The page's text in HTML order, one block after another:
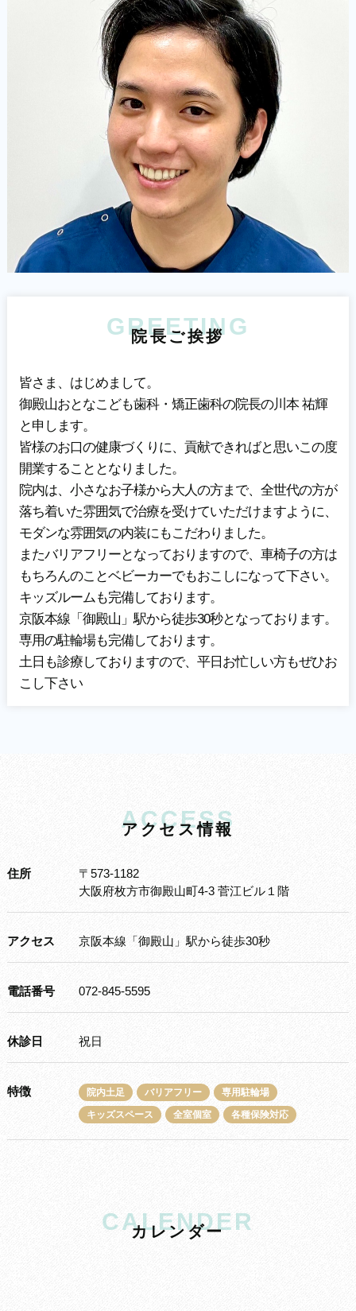
GREETING
院長ご挨拶
皆さま、はじめまして。
御殿山おとなこども歯科・矯正歯科の院長の川本 祐輝
と申します。
皆様のお口の健康づくりに、貢献できればと思いこの度
開業することとなりました。
院内は、小さなお子様から大人の方まで、全世代の方が
落ち着いた雰囲気で治療を受けていただけますように、
モダンな雰囲気の内装にもこだわりました。
またバリアフリーとなっておりますので、車椅子の方は
もちろんのことベビーカーでもおこしになって下さい。
キッズルームも完備しております。
京阪本線「御殿山」駅から徒歩30秒となっております。
専用の駐輪場も完備しております。
土日も診療しておりますので、平日お忙しい方もぜひお
こし下さい
ACCESS
ア クセス情報
住所
〒573-1182
大阪府枚方市御殿山町4-3 菅江ビル１階
アクセス 京阪本線「御殿山」駅から徒歩30秒
電話番号 072-845-5595
休診日 祝日
特徴 院内土足 バリアフリー
専用駐輪場
キッズスペース
全室個室 各種保険対応
CALENDER
カレンダー